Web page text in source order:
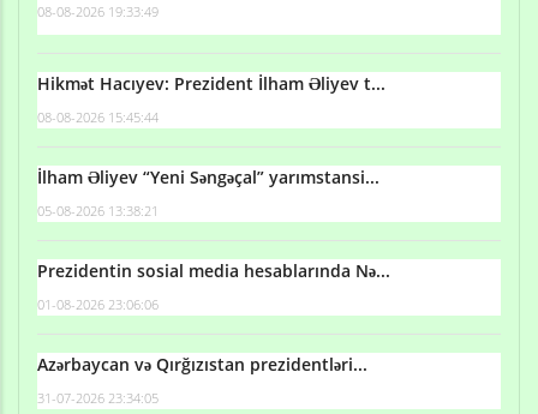
08-08-2026 19:33:49
Hikmət Hacıyev: Prezident İlham Əliyev t...
08-08-2026 15:45:44
İlham Əliyev “Yeni Səngəçal” yarımstansi...
05-08-2026 13:38:21
Prezidentin sosial media hesablarında Nə...
01-08-2026 23:06:06
Azərbaycan və Qırğızıstan prezidentləri...
31-07-2026 23:34:05